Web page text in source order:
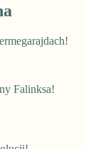
Falinksa!